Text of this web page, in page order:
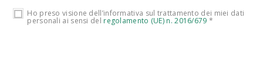
Ho preso visione dell’informativa sul trattamento dei miei dati
personali ai sensi del regolamento (UE) n. 2016/679 *